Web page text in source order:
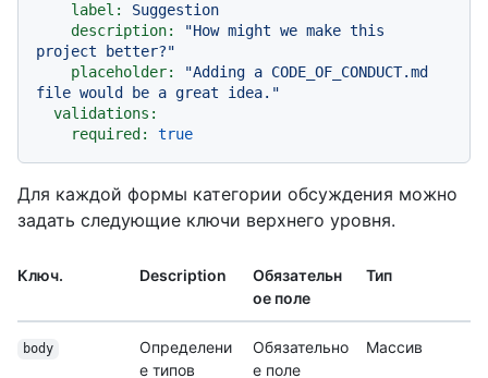
label:
Suggestion
description:
"How might we make this
project better?"
placeholder:
"Adding a CODE_OF_CONDUCT.md
file would be a great idea."
validations:
required:
true
Для каждой формы категории обсуждения можно
задать следующие ключи верхнего уровня.
Ключ. Description
Обязательн
ое поле
Тип
body
Определени
е типов
Обязательно
е поле
Массив